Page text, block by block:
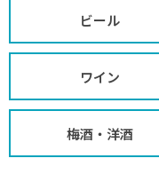
ビール
ワイン
梅酒・洋酒